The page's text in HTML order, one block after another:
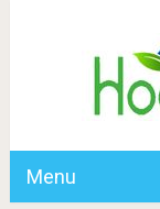
Menu